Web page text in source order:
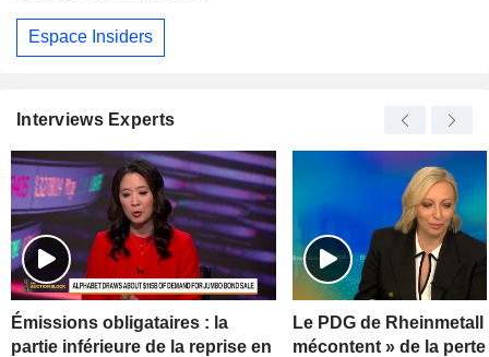
Espace Insiders
Interviews Experts
Émissions obligataires : la
partie inférieure de la reprise en
Le PDG de
mécontent » de la